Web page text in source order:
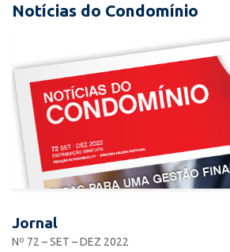
Notícias do Condomínio
Jornal
Nº 72 – SET – DEZ 2022